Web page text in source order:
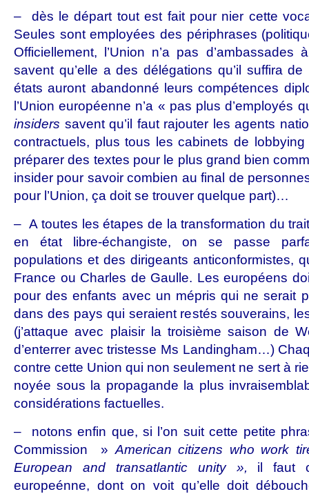
– dès le départ tout est fait pour nier cette
Seules sont employées des périphrases
Officiellement, l’Union n’a pas d’ambassades
savent qu’elle a des délégations qu’il suffira
états auront abandonné leurs compétences
l’Union européenne n’a « pas plus d’employés
insiders savent qu’il faut rajouter les agents
contractuels, plus tous les cabinets de
préparer des textes pour le plus grand bien
insider pour savoir combien au final de
pour l’Union, ça doit se trouver quelque part)…
– A toutes les étapes de la transformation du
en état libre-échangiste, on se passe
populations et des dirigeants anticonformistes,
France ou Charles de Gaulle. Les européens
pour des enfants avec un mépris qui ne serait
dans des pays qui seraient restés souverains,
(j’attaque avec plaisir la troisième saison de
d’enterrer avec tristesse Ms Landingham…)
contre cette Union qui non seulement ne sert à
noyée sous la propagande la plus
considérations factuelles.
– notons enfin que, si l’on suit cette petite
Commission » American citizens who work
European and transatlantic unity », il faut
europeénne, dont on voit qu’elle doit